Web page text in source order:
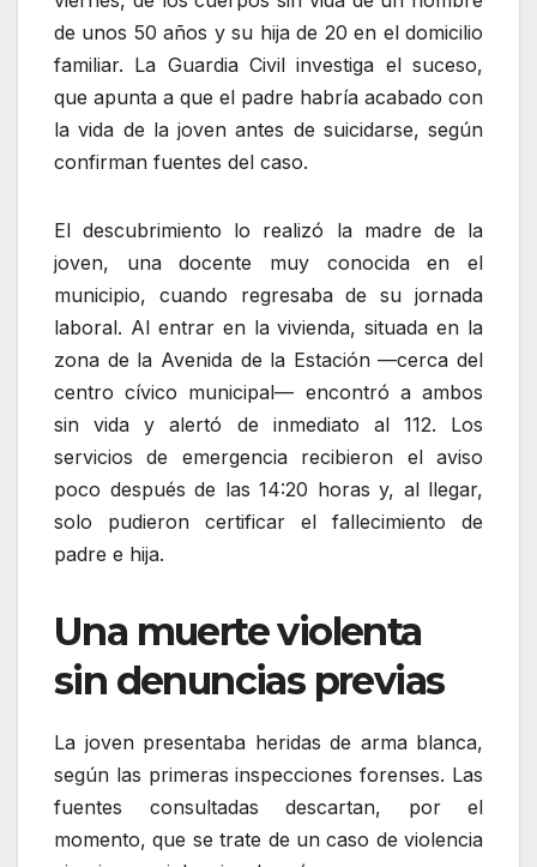
de unos 50 años y su hija de 20 en el domicilio
familiar. La Guardia Civil investiga el suceso,
que apunta a que el padre habría acabado con
la vida de la joven antes de suicidarse, según
confirman fuentes del caso.
El descubrimiento lo realizó la madre de la
joven, una docente muy conocida en el
municipio, cuando regresaba de su jornada
laboral. Al entrar en la vivienda, situada en la
zona de la Avenida de la Estación —cerca del
centro cívico municipal— encontró a ambos
sin vida y alertó de inmediato al 112. Los
servicios de emergencia recibieron el aviso
poco después de las 14:20 horas y, al llegar,
solo pudieron certificar el fallecimiento de
padre e hija.
Una muerte violenta
sin denuncias previas
La joven presentaba heridas de arma blanca,
según las primeras inspecciones forenses. Las
fuentes consultadas descartan, por el
momento, que se trate de un caso de violencia